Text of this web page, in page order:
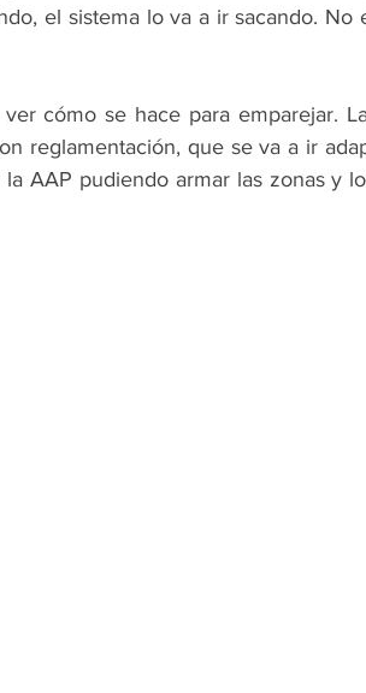
el sistema lo va a ir sacando.
cómo se hace para emparejar.
reglamentación, que se va a ir
AAP pudiendo armar las zonas y